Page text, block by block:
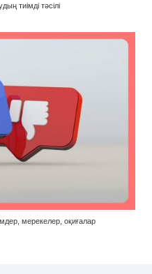
тиімді тәсілі
мерекелер, оқиғалар